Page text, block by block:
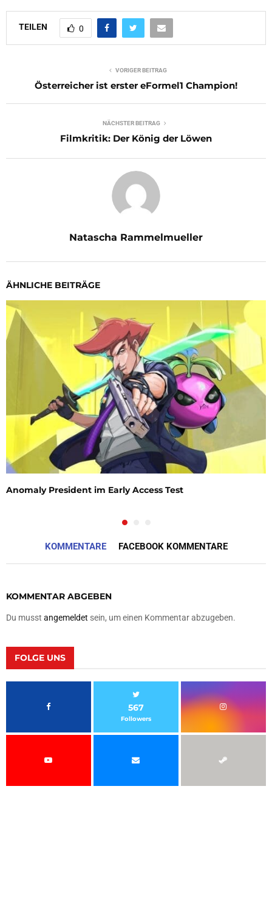
TEILEN 0
VORIGER BEITRAG
Österreicher ist erster eFormel1 Champion!
NÄCHSTER BEITRAG
Filmkritik: Der König der Löwen
Natascha Rammelmueller
ÄHNLICHE BEITRÄGE
Anomaly President im Early Access Test
KOMMENTARE FACEBOOK KOMMENTARE
KOMMENTAR ABGEBEN
Du musst angemeldet sein, um einen Kommentar abzugeben.
FOLGE UNS
567
Followers